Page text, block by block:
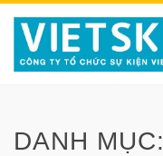
DANH MỤC: